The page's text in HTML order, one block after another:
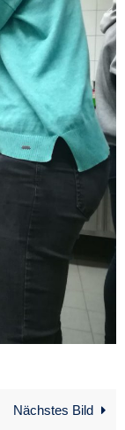
Nächstes Bild